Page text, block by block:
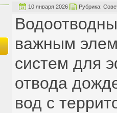
10 января 2026 Рубрика:
важным
систем для
отвода
вод с